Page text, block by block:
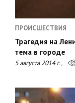
ПРОИСШЕСТВИЯ
Трагедия на
тема в городе
5 августа 2014 г.,